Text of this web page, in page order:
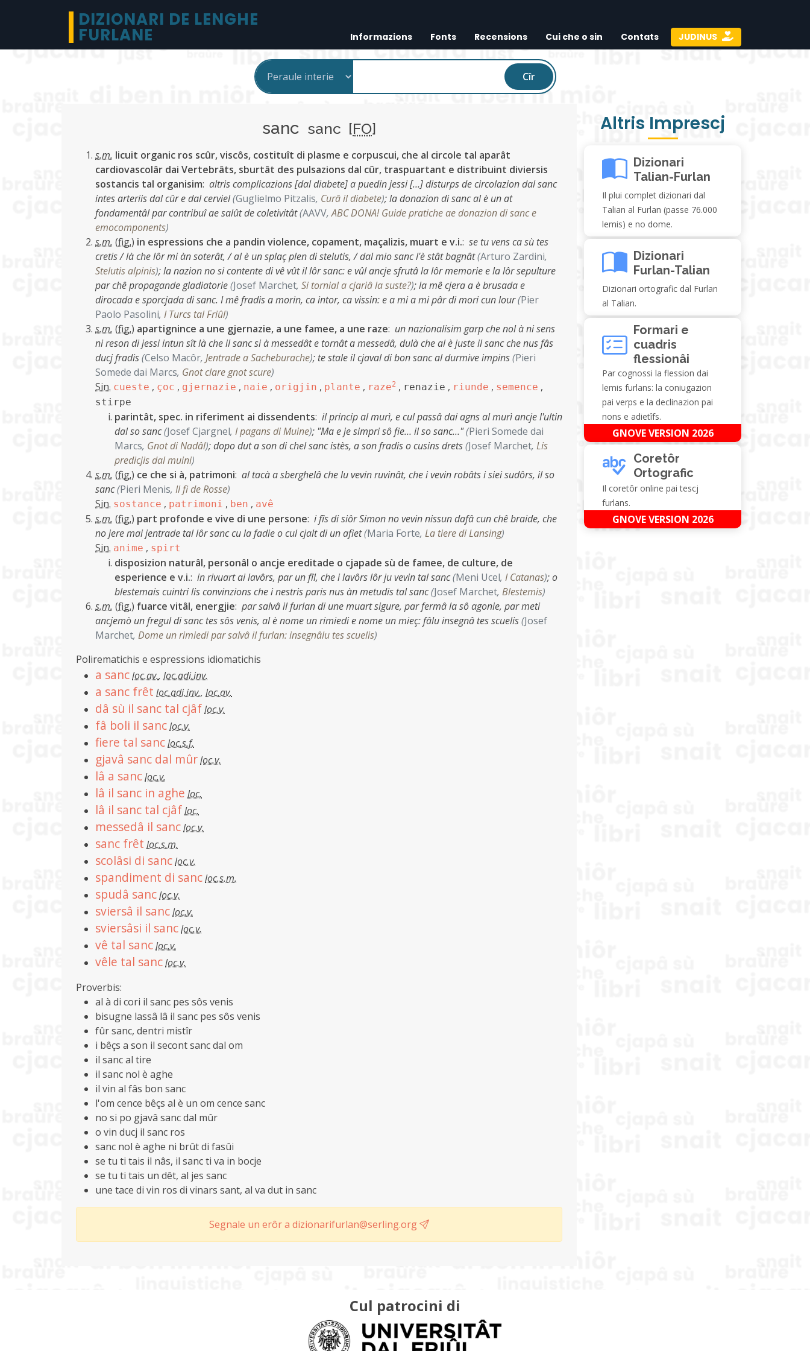
DIZIONARI DE LENGHE
FURLANE Informazions Fonts Recensions Cui che o sin Contats JUDINUS
Cîr
sanc sanc [FO]
s.m. licuit organic ros scûr, viscôs, costituît di plasme e corpuscui, che al circole tal aparât
cardiovascolâr dai Vertebrâts, sburtât des pulsazions dal cûr, traspuartant e distribuint diviersis
sostancis tal organisim: altris complicazions [dal diabete] a puedin jessi […] disturps de circolazion dal sanc
intes arteriis dal cûr e dal cerviel(Guglielmo Pitzalis, Curâ il diabete);la donazion di sanc al è un at
fondamentâl par contribuî ae salût de coletivitât(AAVV,ABC DONA! Guide pratiche ae donazion di sanc e
emocomponents)
s.m. (fig.) in espressions che a pandin violence, copament, maçalizis, muart e v.i.: se tu vens ca sù tes
cretis / là che lôr mi àn soterât, / al è un splaç plen di stelutis, / dal mio sanc l'è stât bagnât(Arturo Zardini,
Stelutis alpinis);la nazion no si contente di vê vût il lôr sanc: e vûl ancje sfrutâ la lôr memorie e la lôr sepulture
par chê propagande gladiatorie(Josef Marchet, Si tornial a cjariâ la suste?);la mê cjera a è brusada e
dirocada e sporcjada di sanc. I mê fradis a morin, ca intor, ca vissin: e a mi a mi pâr di mori cun lour(Pier
Paolo Pasolini, I Turcs tal Friûl)
s.m. (fig.) apartignince a une gjernazie, a une famee, a une raze: un nazionalisim garp che nol à ni sens
ni reson di jessi intun sît là che il sanc si à messedât e tornât a messedâ, dulà che al è juste il sanc che nus fâs
ducj fradis(Celso Macôr, Jentrade a Sacheburache); te stale il cjaval di bon sanc al durmive impins(Pieri
Somede dai Marcs, Gnot clare gnot scure)
Sin. cueste , çoc , gjernazie , naie , origjin , plante , raze2 , renazie , riunde , semence ,
stirpe
parintât, spec. in riferiment ai dissendents: il princip al murì, e cul passâ dai agns al murì ancje l'ultin
dal so sanc(Josef Cjargnel, I pagans di Muine); "Ma e je simpri sô fie… il so sanc…"(Pieri Somede dai
Marcs, Gnot di Nadâl);dopo dut a son di chel sanc istès, a son fradis o cusins drets(Josef Marchet, Lis
predicjis dal muini)
s.m. (fig.) ce che si à, patrimoni: al tacà a sberghelâ che lu vevin ruvinât, che i vevin robâts i siei sudôrs, il so
sanc(Pieri Menis, Il fi de Rosse)
Sin. sostance , patrimoni , ben , avê
s.m. (fig.) part profonde e vive di une persone: i fîs di siôr Simon no vevin nissun dafâ cun chê braide, che
no jere mai jentrade tal lôr sanc cu la fadie o cul cjalt di un afiet(Maria Forte, La tiere di Lansing)
Sin. anime , spirt
disposizion naturâl, personâl o ancje ereditade o cjapade sù de famee, de culture, de
esperience e v.i.: in rivuart ai lavôrs, par un fîl, che i lavôrs lôr ju vevin tal sanc(Meni Ucel, I Catanas);o
blestemais cuintri lis convinzions che i nestris paris nus àn metudis tal sanc(Josef Marchet, Blestemis)
s.m. (fig.) fuarce vitâl, energjie: par salvâ il furlan di une muart sigure, par fermâ la sô agonie, par meti
ancjemò un fregul di sanc tes sôs venis, al è nome un rimiedi e nome un mieç: fâlu insegnâ tes scuelis(Josef
Marchet, Dome un rimiedi par salvâ il furlan: insegnâlu tes scuelis)
Polirematichis e espressions idiomatichis
a sancloc.av., loc.adi.inv.
a sanc frêt loc.adi.inv., loc.av.
dâ sù il sanc tal cjâfloc.v.
fâ boli il sancloc.v.
fiere tal sancloc.s.f.
gjavâ sanc dal mûrloc.v.
lâ a sancloc.v.
lâ il sanc in aghe loc.
lâ il sanc tal cjâfloc.
messedâ il sancloc.v.
sanc frêt loc.s.m.
scolâsi di sancloc.v.
spandiment di sancloc.s.m.
spudâ sancloc.v.
sviersâ il sancloc.v.
sviersâsi il sancloc.v.
vê tal sancloc.v.
vêle tal sancloc.v.
Proverbis:
al à di cori il sanc pes sôs venis
bisugne lassâ lâ il sanc pes sôs venis
fûr sanc, dentri mistîr
i bêçs a son il secont sanc dal om
il sanc al tire
il sanc nol è aghe
il vin al fâs bon sanc
l'om cence bêçs al è un om cence sanc
no si po gjavâ sanc dal mûr
o vin ducj il sanc ros
sanc nol è aghe ni brût di fasûi
se tu ti tais il nâs, il sanc ti va in bocje
se tu ti tais un dêt, al jes sanc
une tace di vin ros di vinars sant, al va dut in sanc
Segnale un erôr a dizionarifurlan@serling.org
Altris Imprescj
Dizionari
Talian-Furlan
Il plui complet dizionari dal
Talian al Furlan (passe 76.000
lemis) e no dome.
Dizionari
Furlan-Talian
Dizionari ortografic dal Furlan
al Talian.
Formari e
cuadris
flessionâi
Par cognossi la flession dai
lemis furlans: la coniugazion
pai verps e la declinazion pai
nons e adietîfs.
GNOVE VERSION 2026
Coretôr
Ortografic
Il coretôr online pai tescj
furlans.
GNOVE VERSION 2026
Cul patrocini di